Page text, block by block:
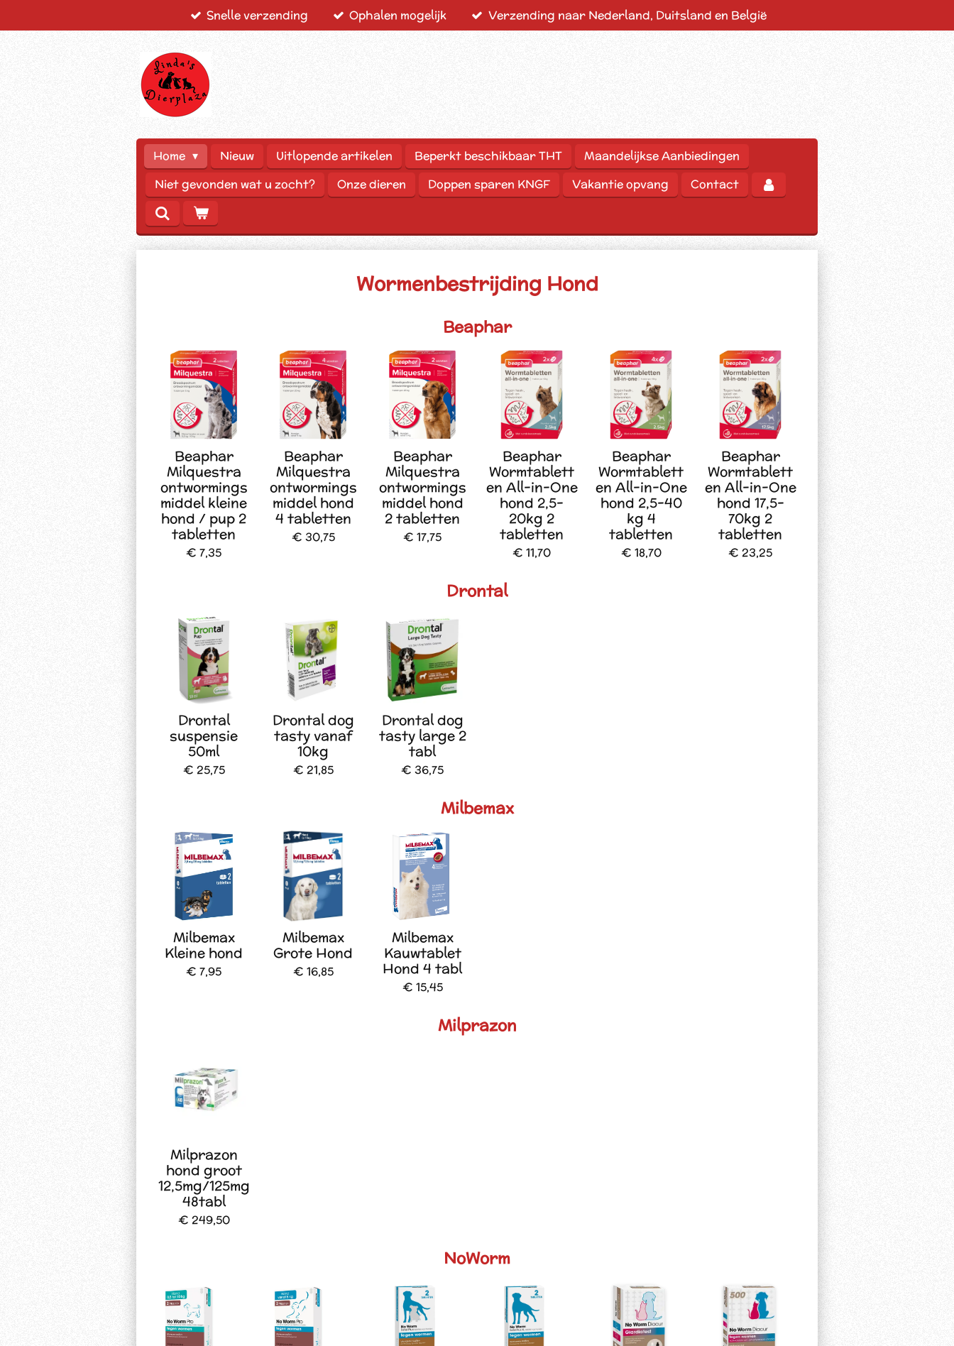
Snelle verzending Ophalen mogelijk Verzending naar Nederland, Duitsland en België
Home Nieuw Uitlopende artikelen Beperkt beschikbaar THT
Maandelijkse Aanbiedingen
Niet gevonden wat u zocht?
Onze dieren Doppen sparen KNGF Vakantie opvang Contact
Wormenbestrijding Hond
Beaphar
Beaphar
Milquestra
ontwormings
middel kleine
hond / pup 2
tabletten
€ 7,35
Beaphar
Milquestra
ontwormings
middel hond
4 tabletten
€ 30,75
Beaphar
Milquestra
ontwormings
middel hond
2 tabletten
€ 17,75
Beaphar
Wormtablett
en All-in-One
hond 2,5-
20kg 2
tabletten
€ 11,70
Beaphar
Wormtablett
en All-in-One
hond 2,5-40
kg 4
tabletten
€ 18,70
Beaphar
Wormtablett
en All-in-One
hond 17,5-
70kg 2
tabletten
€ 23,25
Drontal
Drontal
suspensie
50ml
€ 25,75
Drontal dog
tasty vanaf
10kg
€ 21,85
Drontal dog
tasty large 2
tabl
€ 36,75
Milbemax
Milbemax
Kleine hond
€ 7,95
Milbemax
Grote Hond
€ 16,85
Milbemax
Kauwtablet
Hond 4 tabl
€ 15,45
Milprazon
Milprazon
hond groot
12,5mg/125mg
48tabl
€ 249,50
NoWorm